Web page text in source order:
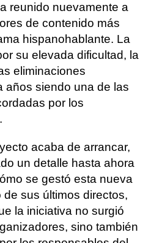
reunido nuevamente a
de contenido más
hispanohablante. La
su elevada dificultad, la
eliminaciones
años siendo una de las
por los
acaba de arrancar,
un detalle hasta ahora
se gestó esta nueva
sus últimos directos,
la iniciativa no surgió
sino también